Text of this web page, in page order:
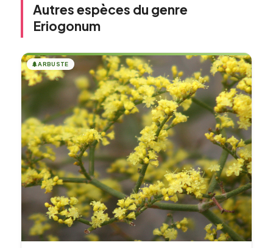
Autres espèces du genre
Eriogonum
🌲ARBUSTE